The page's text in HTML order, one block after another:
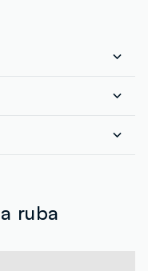
sempre gratuito.
ruba